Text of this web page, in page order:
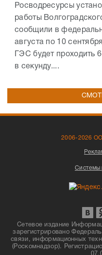
Росводресурсы
работы
сообщили в
августа по 10
ГЭС будет проходить
в секунду....
2006-2026
Системы
Сетевое издание
зарегистрировано
связи, информационных
(Роскомнадзор).